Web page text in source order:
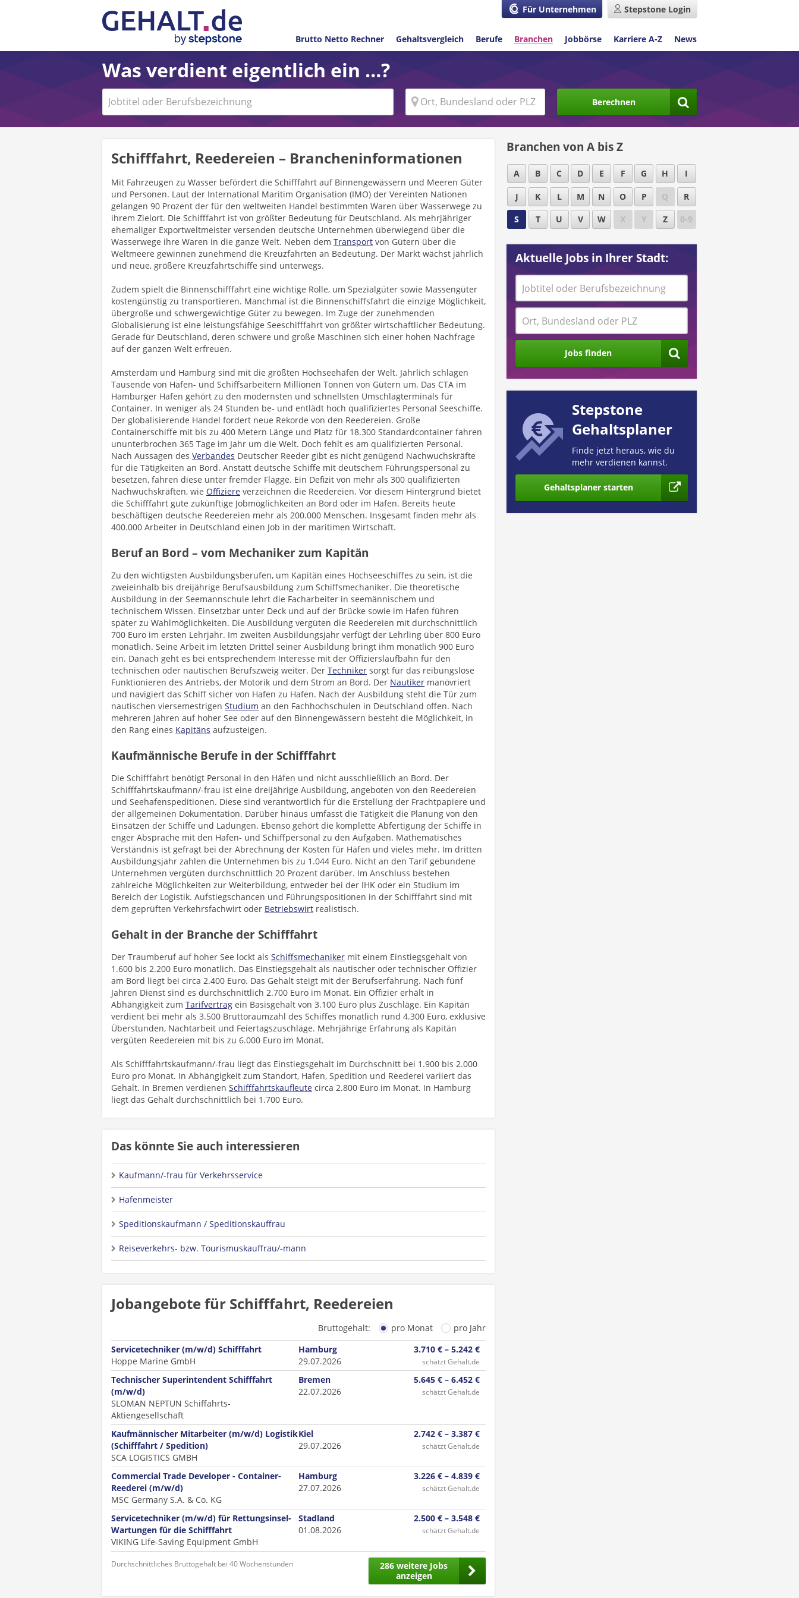
Für Unternehmen Stepstone Login
Brutto Netto Rechner Gehaltsvergleich Berufe Branchen Jobbörse Karriere A-Z News
Was verdient eigentlich ein …?
Berechnen
Schifffahrt, Reedereien – Brancheninformationen
Mit Fahrzeugen zu Wasser befördert die Schifffahrt auf Binnengewässern und Meeren Güter
und Personen. Laut der International Maritim Organisation (IMO) der Vereinten Nationen
gelangen 90 Prozent der für den weltweiten Handel bestimmten Waren über Wasserwege zu
ihrem Zielort. Die Schifffahrt ist von größter Bedeutung für Deutschland. Als mehrjähriger
ehemaliger Exportweltmeister versenden deutsche Unternehmen überwiegend über die
Wasserwege ihre Waren in die ganze Welt. Neben dem Transport von Gütern über die
Weltmeere gewinnen zunehmend die Kreuzfahrten an Bedeutung. Der Markt wächst jährlich
und neue, größere Kreuzfahrtschiffe sind unterwegs.
Zudem spielt die Binnenschifffahrt eine wichtige Rolle, um Spezialgüter sowie Massengüter
kostengünstig zu transportieren. Manchmal ist die Binnenschiffsfahrt die einzige Möglichkeit,
übergroße und schwergewichtige Güter zu bewegen. Im Zuge der zunehmenden
Globalisierung ist eine leistungsfähige Seeschifffahrt von größter wirtschaftlicher Bedeutung.
Gerade für Deutschland, deren schwere und große Maschinen sich einer hohen Nachfrage
auf der ganzen Welt erfreuen.
Amsterdam und Hamburg sind mit die größten Hochseehäfen der Welt. Jährlich schlagen
Tausende von Hafen- und Schiffsarbeitern Millionen Tonnen von Gütern um. Das CTA im
Hamburger Hafen gehört zu den modernsten und schnellsten Umschlagterminals für
Container. In weniger als 24 Stunden be- und entlädt hoch qualifiziertes Personal Seeschiffe.
Der globalisierende Handel fordert neue Rekorde von den Reedereien. Große
Containerschiffe mit bis zu 400 Metern Länge und Platz für 18.300 Standardcontainer fahren
ununterbrochen 365 Tage im Jahr um die Welt. Doch fehlt es am qualifizierten Personal.
Nach Aussagen des Verbandes Deutscher Reeder gibt es nicht genügend Nachwuchskräfte
für die Tätigkeiten an Bord. Anstatt deutsche Schiffe mit deutschem Führungspersonal zu
besetzen, fahren diese unter fremder Flagge. Ein Defizit von mehr als 300 qualifizierten
Nachwuchskräften, wie Offiziere verzeichnen die Reedereien. Vor diesem Hintergrund bietet
die Schifffahrt gute zukünftige Jobmöglichkeiten an Bord oder im Hafen. Bereits heute
beschäftigen deutsche Reedereien mehr als 200.000 Menschen. Insgesamt finden mehr als
400.000 Arbeiter in Deutschland einen Job in der maritimen Wirtschaft.
Beruf an Bord – vom Mechaniker zum Kapitän
Zu den wichtigsten Ausbildungsberufen, um Kapitän eines Hochseeschiffes zu sein, ist die
zweieinhalb bis dreijährige Berufsausbildung zum Schiffsmechaniker. Die theoretische
Ausbildung in der Seemannschule lehrt die Facharbeiter in seemännischem und
technischem Wissen. Einsetzbar unter Deck und auf der Brücke sowie im Hafen führen
später zu Wahlmöglichkeiten. Die Ausbildung vergüten die Reedereien mit durchschnittlich
700 Euro im ersten Lehrjahr. Im zweiten Ausbildungsjahr verfügt der Lehrling über 800 Euro
monatlich. Seine Arbeit im letzten Drittel seiner Ausbildung bringt ihm monatlich 900 Euro
ein. Danach geht es bei entsprechendem Interesse mit der Offizierslaufbahn für den
technischen oder nautischen Berufszweig weiter. Der Techniker sorgt für das reibungslose
Funktionieren des Antriebs, der Motorik und dem Strom an Bord. Der Nautiker manövriert
und navigiert das Schiff sicher von Hafen zu Hafen. Nach der Ausbildung steht die Tür zum
nautischen viersemestrigen Studium an den Fachhochschulen in Deutschland offen. Nach
mehreren Jahren auf hoher See oder auf den Binnengewässern besteht die Möglichkeit, in
den Rang eines Kapitäns aufzusteigen.
Kaufmännische Berufe in der Schifffahrt
Die Schifffahrt benötigt Personal in den Häfen und nicht ausschließlich an Bord. Der
Schifffahrtskaufmann/-frau ist eine dreijährige Ausbildung, angeboten von den Reedereien
und Seehafenspeditionen. Diese sind verantwortlich für die Erstellung der Frachtpapiere und
der allgemeinen Dokumentation. Darüber hinaus umfasst die Tätigkeit die Planung von den
Einsätzen der Schiffe und Ladungen. Ebenso gehört die komplette Abfertigung der Schiffe in
enger Absprache mit den Hafen- und Schiffpersonal zu den Aufgaben. Mathematisches
Verständnis ist gefragt bei der Abrechnung der Kosten für Häfen und vieles mehr. Im dritten
Ausbildungsjahr zahlen die Unternehmen bis zu 1.044 Euro. Nicht an den Tarif gebundene
Unternehmen vergüten durchschnittlich 20 Prozent darüber. Im Anschluss bestehen
zahlreiche Möglichkeiten zur Weiterbildung, entweder bei der IHK oder ein Studium im
Bereich der Logistik. Aufstiegschancen und Führungspositionen in der Schifffahrt sind mit
dem geprüften Verkehrsfachwirt oder Betriebswirt realistisch.
Gehalt in der Branche der Schifffahrt
Der Traumberuf auf hoher See lockt als Schiffsmechaniker mit einem Einstiegsgehalt von
1.600 bis 2.200 Euro monatlich. Das Einstiegsgehalt als nautischer oder technischer Offizier
am Bord liegt bei circa 2.400 Euro. Das Gehalt steigt mit der Berufserfahrung. Nach fünf
Jahren Dienst sind es durchschnittlich 2.700 Euro im Monat. Ein Offizier erhält in
Abhängigkeit zum Tarifvertrag ein Basisgehalt von 3.100 Euro plus Zuschläge. Ein Kapitän
verdient bei mehr als 3.500 Bruttoraumzahl des Schiffes monatlich rund 4.300 Euro, exklusive
Überstunden, Nachtarbeit und Feiertagszuschläge. Mehrjährige Erfahrung als Kapitän
vergüten Reedereien mit bis zu 6.000 Euro im Monat.
Als Schifffahrtskaufmann/-frau liegt das Einstiegsgehalt im Durchschnitt bei 1.900 bis 2.000
Euro pro Monat. In Abhängigkeit zum Standort, Hafen, Spedition und Reederei variiert das
Gehalt. In Bremen verdienen Schifffahrtskaufleute circa 2.800 Euro im Monat. In Hamburg
liegt das Gehalt durchschnittlich bei 1.700 Euro.
Das könnte Sie auch interessieren
Kaufmann/-frau für Verkehrsservice
Hafenmeister
Speditionskaufmann / Speditionskauffrau
Reiseverkehrs- bzw. Tourismuskauffrau/-mann
Jobangebote für Schifffahrt, Reedereien
Bruttogehalt: pro Monat
pro Jahr
Servicetechniker (m/w/d) Schifffahrt
Hoppe Marine GmbH
Hamburg
29.07.2026
3.710 € – 5.242 €
schätzt Gehalt.de
Technischer Superintendent Schifffahrt
(m/w/d)
SLOMAN NEPTUN Schiffahrts-
Aktiengesellschaft
Bremen
22.07.2026
5.645 € – 6.452 €
schätzt Gehalt.de
Kaufmännischer Mitarbeiter (m/w/d) Logistik
(Schifffahrt / Spedition)
SCA LOGISTICS GMBH
Kiel
29.07.2026
2.742 € – 3.387 €
schätzt Gehalt.de
Commercial Trade Developer - Container-
Reederei (m/w/d)
MSC Germany S.A. & Co. KG
Hamburg
27.07.2026
3.226 € – 4.839 €
schätzt Gehalt.de
Servicetechniker (m/w/d) für Rettungsinsel-
Wartungen für die Schifffahrt
VIKING Life-Saving Equipment GmbH
Stadland
01.08.2026
2.500 € – 3.548 €
schätzt Gehalt.de
Durchschnittliches Bruttogehalt bei 40 Wochenstunden
286 weitere Jobs
anzeigen
Branchen von A bis Z
A B C D E F G H I
J K L M N O P Q R
S T U V W X Y Z 0-9
Aktuelle Jobs in Ihrer Stadt:
Jobs finden
Stepstone
Gehaltsplaner
Finde jetzt heraus, wie du
mehr verdienen kannst.
Gehaltsplaner starten